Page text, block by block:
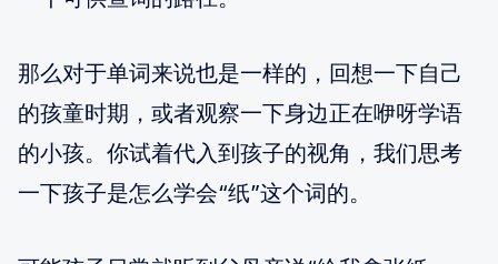
那么对于单词来说也是一样的，回想一下自己
的孩童时期，或者观察一下身边正在咿呀学语
的小孩。你试着代入到孩子的视角，我们思考
一下孩子是怎么学会“纸”这个词的。